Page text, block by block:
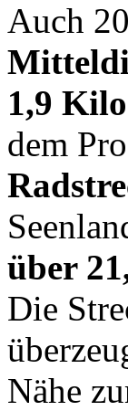
Auch
1,9
dem
über
Die
Nähe